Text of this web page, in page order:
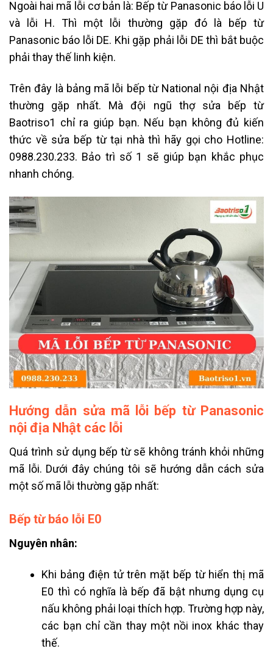
Ngoài hai mã lỗi cơ bản là: Bếp từ Panasonic báo lỗi U
và lỗi H. Thì một lỗi thường gặp đó là bếp từ
Panasonic báo lỗi DE. Khi gặp phải lỗi DE thì bắt buộc
phải thay thế linh kiện.
Trên đây là bảng mã lỗi bếp từ National nội địa Nhật
thường gặp nhất. Mà đội ngũ thợ sửa bếp từ
Baotriso1 chỉ ra giúp bạn. Nếu bạn không đủ kiến
thức về sửa bếp từ tại nhà thì hãy gọi cho Hotline:
0988.230.233. Bảo trì số 1 sẽ giúp bạn khắc phục
nhanh chóng.
Hướng dẫn sửa mã lỗi bếp từ Panasonic
nội địa Nhật các lỗi
Quá trình sử dụng bếp từ sẽ không tránh khỏi những
mã lỗi. Dưới đây chúng tôi sẽ hướng dẫn cách sửa
một số mã lỗi thường gặp nhất:
Bếp từ báo lỗi E0
Nguyên nhân:
Khi bảng điện tử trên mặt bếp từ hiển thị mã
E0 thì có nghĩa là bếp đã bật nhưng dụng cụ
nấu không phải loại thích hợp. Trường hợp này,
các bạn chỉ cần thay một nồi inox khác thay
thế.